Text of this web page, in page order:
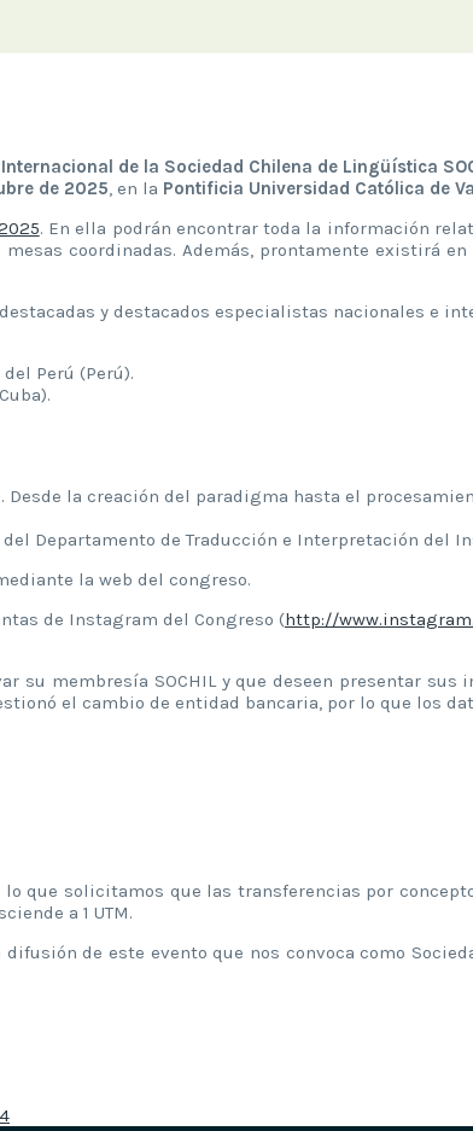
de la Sociedad Chilena de Lingüística
de 2025, en la Pontificia Universidad Católica de
. En ella podrán encontrar toda la información
coordinadas. Además, prontamente existirá
y destacados especialistas nacionales e
Perú (Perú).
la creación del paradigma hasta el
Departamento de Traducción e Interpretación del
la web del congreso.
de Instagram del Congreso (http://
su membresía SOCHIL y que deseen presentar
el cambio de entidad bancaria, por lo que los
que solicitamos que las transferencias por
a 1 UTM.
de este evento que nos convoca como